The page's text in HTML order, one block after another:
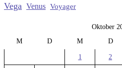
Vega Venus Voyager
Oktober
M
D M D
1 2